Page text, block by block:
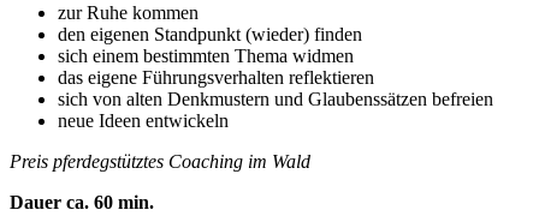
zur Ruhe kommen
den eigenen Standpunkt (wieder) finden
sich einem bestimmten Thema widmen
das eigene Führungsverhalten reflektieren
sich von alten Denkmustern und Glaubenssätzen befreien
neue Ideen entwickeln
Preis pferdegstütztes Coaching im Wald
Dauer ca. 60 min.